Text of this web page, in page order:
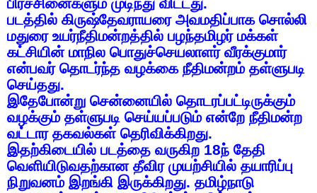
படத்தில் கிருஷ்தேவராயரை அவமதிப்பாக சொல்லி
மதுரை உயர்நீதிமன்றத்தில் பழந்தமிழர் மக்கள்
கட்சியின் மாநில பொதுச்செயலாளர் வீரக்குமார்
என்பவர் தொடர்ந்த வழக்கை நீதிமன்றம் தள்ளுபடி
செய்தது.
இதேபோன்று சென்னையில் தொடரப்பட்டிருக்கும்
வழக்கும் தள்ளுபடி செய்யப்படும் என்றே நீதிமன்ற
வட்டார தகவல்கள் தெரிவிக்கிறது.
இதற்கிடையில் படத்தை வருகிற 18ந் தேதி
வெளியிடுவதற்கான தீவிர முயற்சியில் தயாரிப்பு
நிறுவனம் இறங்கி இருக்கிறது. தமிழ்நாடு